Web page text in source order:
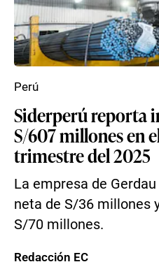
Siderperú reporta
S/607 millones en
trimestre del 2025
La empresa de
neta de S/36 millones
S/70 millones.
Perú
Redacción EC